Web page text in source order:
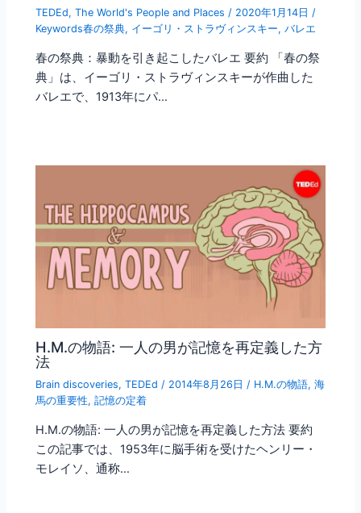
TEDEd,The World's People and Places / 2020年1月14日 /
Keywords春の祭典, イーゴリ・ストラヴィンスキー,バレエ
春の祭典：暴動を引き起こしたバレエ 要約 「春の祭
典」は、イーゴリ・ストラヴィンスキーが作曲した
バレエで、1913年にパ…
H.M.の物語: 一人の男が記憶を再定義した方
法
Brain discoveries,TEDEd / 2014年8月26日 / H.M.の物語,海
馬の重要性,記憶の定着
H.M.の物語: 一人の男が記憶を再定義した方法 要約
この記事では、1953年に脳手術を受けたヘンリー・
モレイソ、通称…